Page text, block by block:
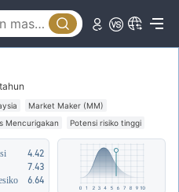
Market Maker (MM)
Mencurigakan
Potensi risiko tinggi
4.42
7.43
6.64